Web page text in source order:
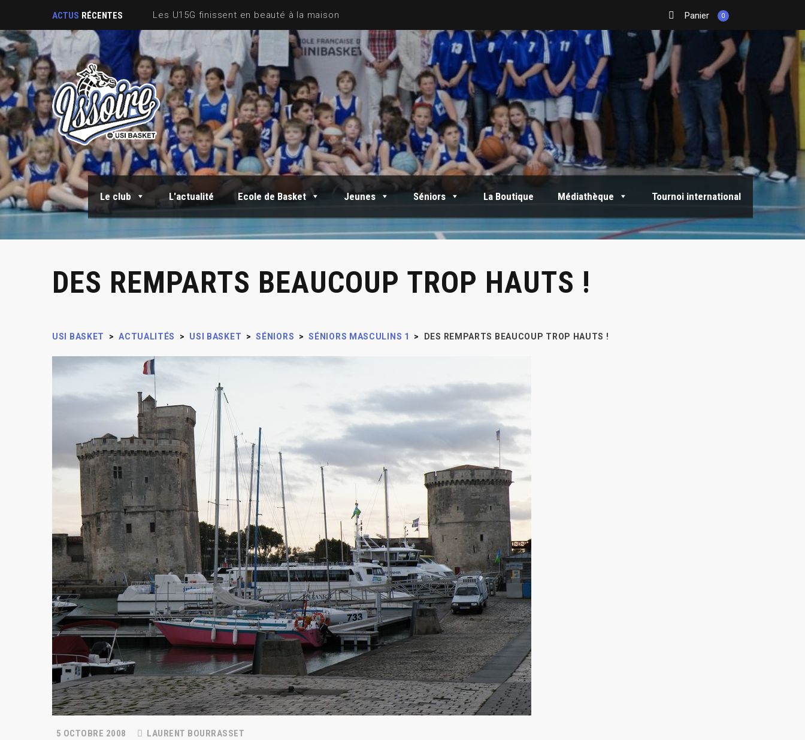
ACTUS RÉCENTES Sortie Fin de saison Panier 0
Le club L'actualité Ecole de Basket Jeunes Séniors La Boutique Médiathèque Tournoi international
DES REMPARTS BEAUCOUP TROP HAUTS !
USI BASKET > ACTUALITÉS > USI BASKET > SÉNIORS > SÉNIORS MASCULINS 1 > DES REMPARTS BEAUCOUP TROP HAUTS !
5 OCTOBRE 2008 LAURENT BOURRASSET